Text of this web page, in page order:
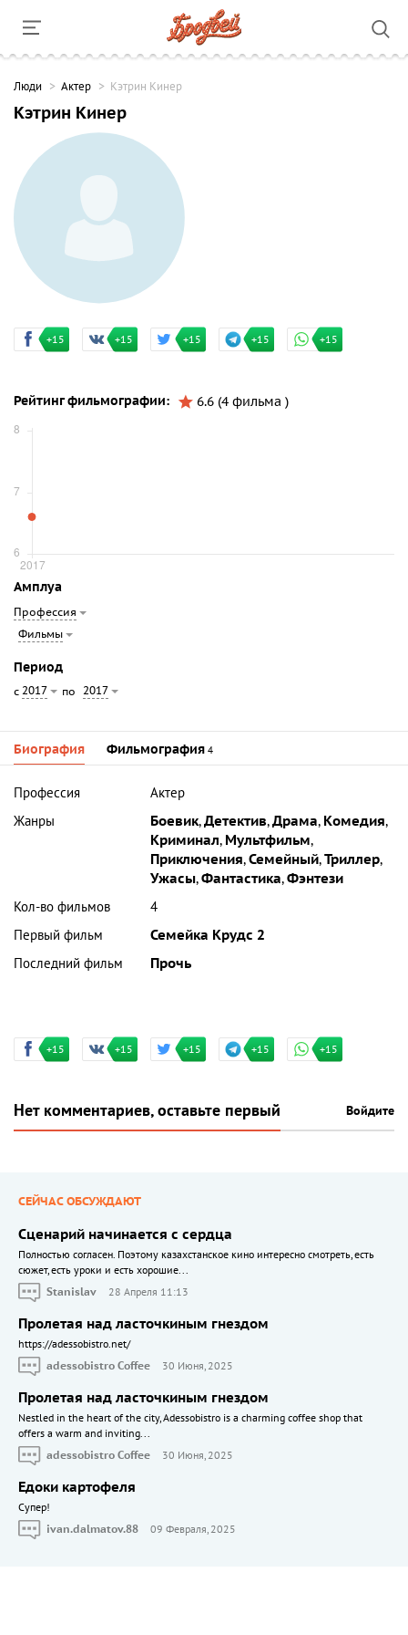
Люди Актер Кэтрин Кинер
Кэтрин Кинер
+15 +15 +15 +15 +15
Рейтинг фильмографии: 6.6 (4 фильма )
Амплуа
Профессия
Фильмы
Период
с 2017 по 2017
Биография Фильмография 4
Профессия
Актер
Жанры
Боевик,Детектив,Драма, Комедия,
Криминал, Мультфильм,
Приключения,Семейный,Триллер,
Ужасы,Фантастика,Фэнтези
Кол-во фильмов
4
Первый фильм
Семейка Крудс 2
Последний фильм
Прочь
+15 +15 +15 +15 +15
Нет комментариев, оставьте первый Войдите
СЕЙЧАС ОБСУЖДАЮТ
Сценарий начинается с сердца
Полностью согласен. Поэтому казахстанское кино интересно смотреть, есть
сюжет, есть уроки и есть хорошие...
Stanislav
28 Апреля 11:13
Пролетая над ласточкиным гнездом
https://adessobistro.net/
adessobistro Coffee
30 Июня, 2025
Пролетая над ласточкиным гнездом
Nestled in the heart of the city, Adessobistro is a charming coffee shop that
offers a warm and inviting...
adessobistro Coffee
30 Июня, 2025
Едоки картофеля
Cупер!
ivan.dalmatov.88
09 Февраля, 2025